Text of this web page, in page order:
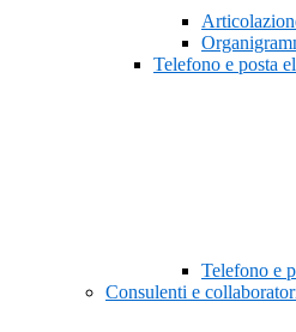
Telefono e posta
Telefono e
Consulenti e